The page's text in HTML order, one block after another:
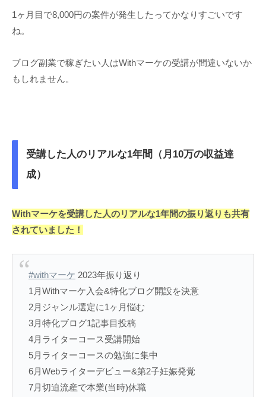
1ヶ月目で8,000円の案件が発生したってかなりすごいです
ね。
ブログ副業で稼ぎたい人はWithマーケの受講が間違いないか
もしれません。
受講した人のリアルな1年間（月10万の収益達
成）
Withマーケを受講した人のリアルな1年間の振り返りも共有
されていました！
#withマーケ 2023年振り返り
1月Withマーケ入会&特化ブログ開設を決意
2月ジャンル選定に1ヶ月悩む
3月特化ブログ1記事目投稿
4月ライターコース受講開始
5月ライターコースの勉強に集中
6月Webライターデビュー&第2子妊娠発覚
7月切迫流産で本業(当時)休職